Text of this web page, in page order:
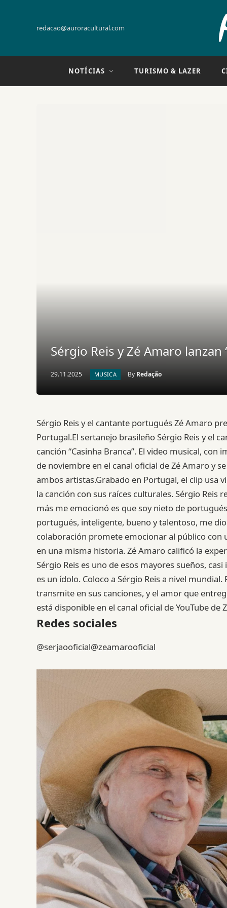
redacao@auroracultural.com
NOTÍCIAS TURISMO & LAZER
Sérgio Reis y Zé Amaro lanzan
29.11.2025 MUSICA By Redação
Sérgio Reis y el cantante portugués Zé Amaro
Portugal.El sertanejo brasileño Sérgio Reis y el
canción “Casinha Branca”. El video musical,
de noviembre en el canal oficial de Zé Amaro y
ambos artistas.Grabado en Portugal, el clip usa
la canción con sus raíces culturales. Sérgio Reis
más me emocionó es que soy nieto de
portugués, inteligente, bueno y talentoso, me
colaboración promete emocionar al público con
en una misma historia. Zé Amaro calificó la
Sérgio Reis es uno de esos mayores sueños,
es un ídolo. Coloco a Sérgio Reis a nivel
transmite en sus canciones, y el amor que
está disponible en el canal oficial de YouTube de
Redes sociales
@serjaooficial@zeamarooficial